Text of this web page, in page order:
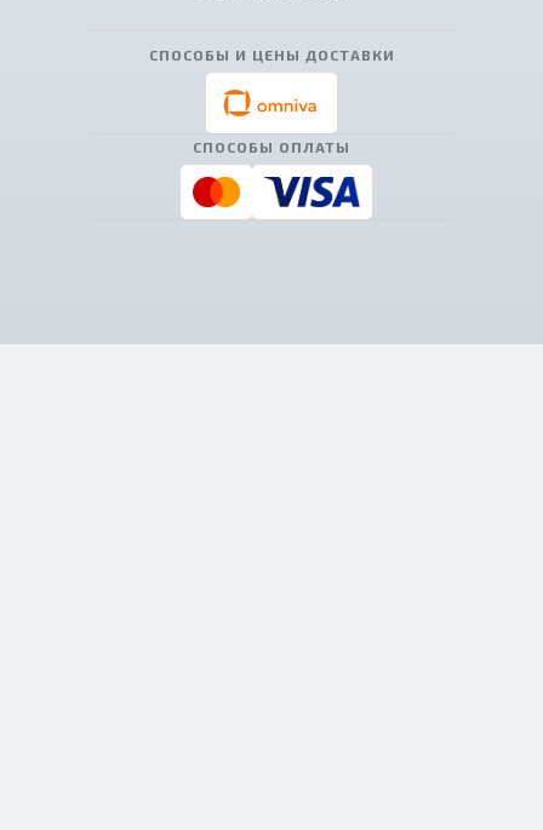
СПОСОБЫ И ЦЕНЫ ДОСТАВКИ
СПОСОБЫ ОПЛАТЫ